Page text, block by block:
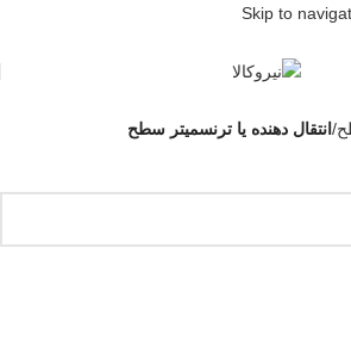
Skip to
/ انتقال دهنده یا ترنسمیتر سطح